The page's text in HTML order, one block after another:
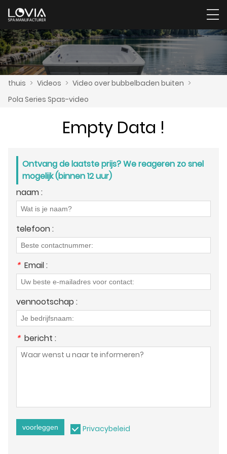
thuis > Videos > Video over bubbelbaden buiten >
Pola Series Spas-video
Empty Data !
Ontvang de laatste prijs? We reageren zo snel
mogelijk (binnen 12 uur)
naam :
telefoon :
* Email :
vennootschap :
* bericht :
voorleggen Privacybeleid